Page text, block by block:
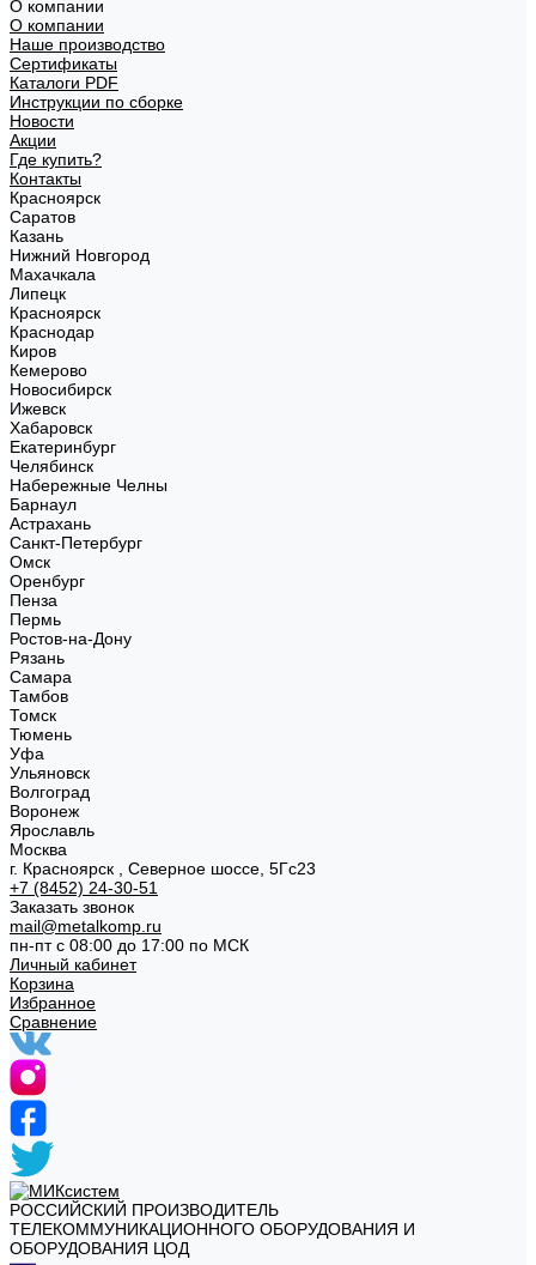
О компании
О компании
Наше производство
Сертификаты
Каталоги PDF
Инструкции по сборке
Новости
Акции
Где купить?
Контакты
Красноярск
Саратов
Казань
Нижний Новгород
Махачкала
Липецк
Красноярск
Краснодар
Киров
Кемерово
Новосибирск
Ижевск
Хабаровск
Екатеринбург
Челябинск
Набережные Челны
Барнаул
Астрахань
Санкт-Петербург
Омск
Оренбург
Пенза
Пермь
Ростов-на-Дону
Рязань
Самара
Тамбов
Томск
Тюмень
Уфа
Ульяновск
Волгоград
Воронеж
Ярославль
Москва
г. Красноярск , Северное шоссе, 5Гс23
+7 (8452) 24-30-51
Заказать звонок
mail@metalkomp.ru
пн-пт с 08:00 до 17:00 по МСК
Личный кабинет
Корзина
Избранное
Сравнение
РОССИЙСКИЙ ПРОИЗВОДИТЕЛЬ
ТЕЛЕКОММУНИКАЦИОННОГО ОБОРУДОВАНИЯ И
ОБОРУДОВАНИЯ ЦОД